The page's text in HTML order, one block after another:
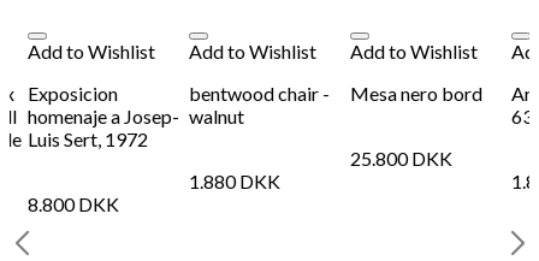
x
Add to Wishlist
Exposicion
homenaje a Josep-
Luis Sert, 1972
8.800DKK
Add to Wishlist
bentwood chair -
walnut
1.880DKK
Add to Wishlist
Mesa nero bord
25.800DKK